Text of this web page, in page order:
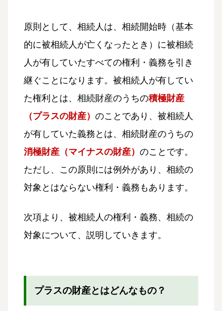
原則として、相続人は、相続開始時（基本
的に被相続人が亡くなったとき）に被相続
人が有していたすべての権利・義務を引き
継ぐことになります。被相続人が有してい
た権利とは、相続財産のうちの積極財産
（プラスの財産） のことであり、被相続人
が有していた義務とは、相続財産のうちの
消極財産（マイナスの財産） のことです。
ただし、この原則には例外があり、相続の
対象とはならない権利・義務もあります。
次項より、被相続人の権利・義務、相続の
対象について、説明していきます。
プラスの財産とはどんなもの？